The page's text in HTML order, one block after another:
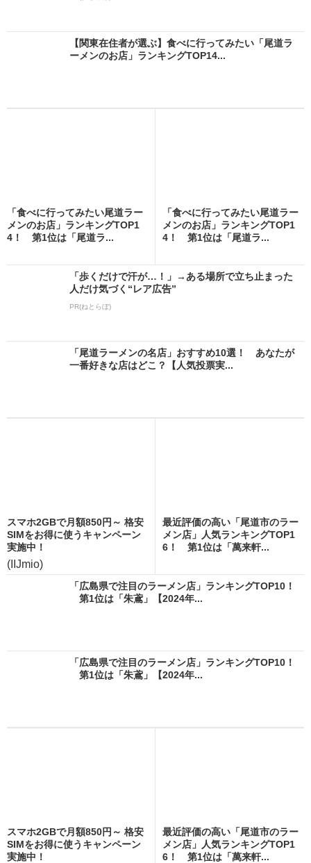
【関東在住者が選ぶ】食べに行ってみたい「尾道ラ
ーメンのお店」ランキングTOP14...
「食べに行ってみたい尾道ラー
メンのお店」ランキングTOP1
4！ 第1位は「尾道ラ...
「食べに行ってみたい尾道ラー
メンのお店」ランキングTOP1
4！ 第1位は「尾道ラ...
「歩くだけで汗が…！」→ある場所で立ち止まった
人だけ気づく“レア広告”
PR(ねとらぼ)
「尾道ラーメンの名店」おすすめ10選！ あなたが
一番好きな店はどこ？【人気投票実...
スマホ2GBで月額850円～ 格安
SIMをお得に使うキャンペーン
実施中！
(IIJmio)
最近評価の高い「尾道市のラー
メン店」人気ランキングTOP1
6！ 第1位は「萬来軒...
「広島県で注目のラーメン店」ランキングTOP10！
第1位は「朱鳶」【2024年...
「広島県で注目のラーメン店」ランキングTOP10！
第1位は「朱鳶」【2024年...
スマホ2GBで月額850円～ 格安
SIMをお得に使うキャンペーン
実施中！
最近評価の高い「尾道市のラー
メン店」人気ランキングTOP1
6！ 第1位は「萬来軒...